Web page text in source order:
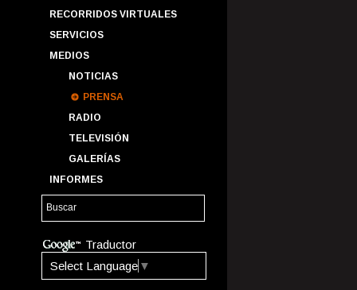
RECORRIDOS VIRTUALES
SERVICIOS
MEDIOS
NOTICIAS
PRENSA
RADIO
TELEVISIÓN
GALERÍAS
INFORMES
Traductor
Select Language ▼